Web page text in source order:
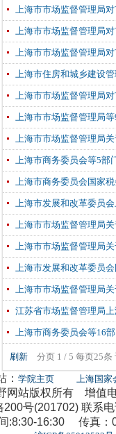
上海市市场监督管理局
上海市市场监督管理局
上海市市场监督管理局
上海市住房和城乡建设
上海市市场监督管理局
上海市市场监督管理局
上海市市场监督管理局
上海市商务委员会等5部
上海市商务委员会国家
上海市发展和改革委员
上海市市场监督管理局
上海市市场监督管理局
上海市发展和改革委员
上海市市场监督管理局
江苏省市场监督管理局
上海市商务委员会等16
刷新 分页 1 / 5 每页25条
： 学院主页 上海国家
网站版权所有 增值
200号(201702) 联系
:8:30-16:30 传真：